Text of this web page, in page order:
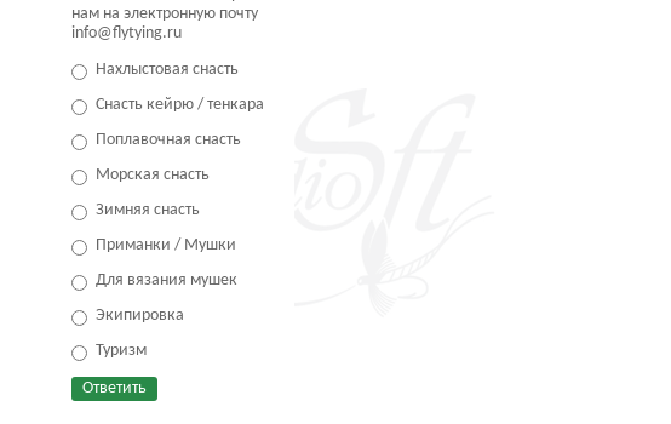
нам на электронную почту
info@flytying.ru
Нахлыстовая снасть
Снасть кейрю / тенкара
Поплавочная снасть
Морская снасть
Зимняя снасть
Приманки / Мушки
Для вязания мушек
Экипировка
Туризм